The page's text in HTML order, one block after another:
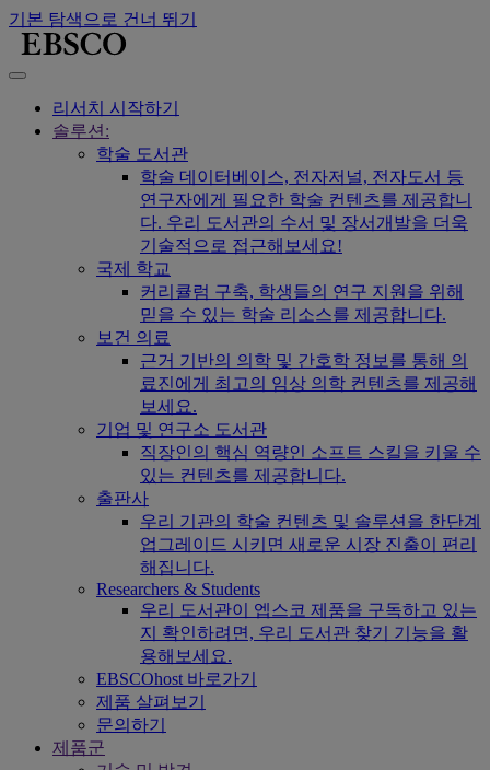
기본 탐색으로 건너 뛰기
리서치 시작하기
솔루션:
학술 도서관
학술 데이터베이스, 전자저널, 전자도서 등
연구자에게 필요한 학술 컨텐츠를 제공합니
다. 우리 도서관의 수서 및 장서개발을 더욱
기술적으로 접근해보세요!
국제 학교
커리큘럼 구축, 학생들의 연구 지원을 위해
믿을 수 있는 학술 리소스를 제공합니다.
보건 의료
근거 기반의 의학 및 간호학 정보를 통해 의
료진에게 최고의 임상 의학 컨텐츠를 제공해
보세요.
기업 및 연구소 도서관
직장인의 핵심 역량인 소프트 스킬을 키울 수
있는 컨텐츠를 제공합니다.
출판사
우리 기관의 학술 컨텐츠 및 솔루션을 한단계
업그레이드 시키면 새로운 시장 진출이 편리
해집니다.
Researchers & Students
우리 도서관이 엡스코 제품을 구독하고 있는
지 확인하려면, 우리 도서관 찾기 기능을 활
용해보세요.
EBSCOhost 바로가기
제품 살펴보기
문의하기
제품군